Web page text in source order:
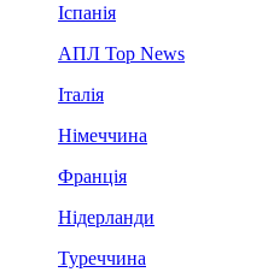
Іспанія
АПЛ Top News
Італія
Німеччина
Франція
Нідерланди
Туреччина